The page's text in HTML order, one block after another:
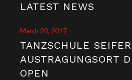
LATEST NEWS
March 20, 2017
TANZSCHULE
AUSTRAGUNGSORT
OPEN